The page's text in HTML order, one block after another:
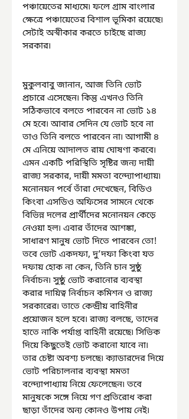
পঞ্চায়েতের মাধ্যমে৷ ফলে গ্রাম বাংলার
ক্ষেত্রে পঞ্চায়েতের বিশাল ভূমিকা রয়েছে৷
সেটাই অস্বীকার করতে চাইছে রাজ্য
সরকার৷
মুকুলবাবু জানান, আজ তিনি ভোট
প্রচারে এসেছেন৷ কিন্তু এখনও তিনি
সঠিকভাবে বলতে পারবেন না ভোট ১৪
মে হবে৷ আবার সেদিন যে ভোট হবে না
তাও তিনি বলতে পারবেন না৷ আগামী ৪
মে এনিয়ে আদালত রায় ঘোষণা করবে৷
এমন একটি পরিস্থিতি সৃষ্টির জন্য দায়ী
রাজ্য সরকার, দায়ী মমতা বন্দ্যোপাধ্যায়৷
মনোনয়ন পর্বে তাঁরা দেখেছেন, বিডিও
কিংবা এসডিও অফিসের সামনে থেকে
বিভিন্ন দলের প্রার্থীদের মনোনয়ন কেড়ে
নেওয়া হল৷ এবার তাঁদের আশঙ্কা,
সাধারণ মানুষ ভোট দিতে পারবেন তো!
তবে ভোট একদফা, দু’দফা কিংবা যত
দফায় হোক না কেন, তিনি চান সুষ্ঠু
নির্বাচন৷ সুষ্ঠু ভোট করানোর ব্যবস্থা
করার দায়িত্ব নির্বাচন কমিশন ও রাজ্য
সরকারের৷ তাতে কেন্দ্রীয় বাহিনীর
প্রয়োজন হলে হবে৷ রাজ্য বলছে, তাদের
হাতে নাকি পর্যাপ্ত বাহিনী রয়েছে৷ সিভিক
দিয়ে কিছুতেই ভোট করানো যাবে না৷
তার চেষ্টা অবশ্য চলছে৷ ক্যাডারদের দিয়ে
ভোট পরিচালনার ব্যবস্থা মমতা
বন্দ্যোপাধ্যায় নিয়ে ফেলেছেন৷ তবে
মানুষকে সঙ্গে নিয়ে গণ প্রতিরোধ করা
ছাড়া তাঁদের অন্য কোনও উপায় নেই৷